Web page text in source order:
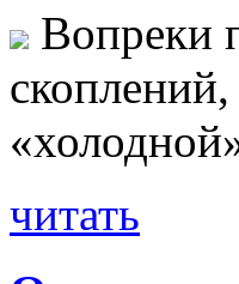
Вопреки
скоплений,
читать